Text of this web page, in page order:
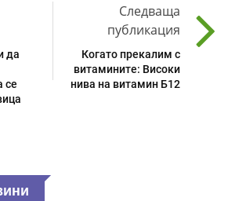
да
се
Следваща
публикация
Когато прекалим с
витамините: Високи
нива на витамин Б12